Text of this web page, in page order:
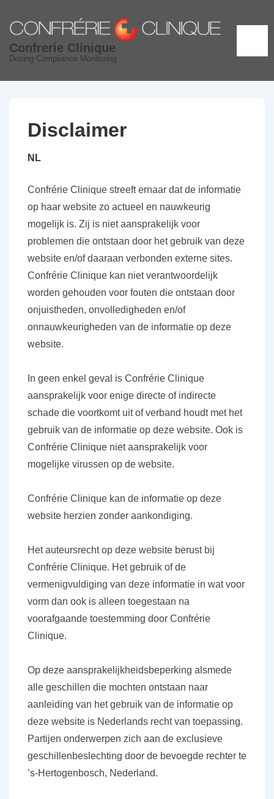
Skip
Main
Confrerie Clinique
Dosing Compliance Monitoring
Disclaimer
NL
Confrérie Clinique streeft ernaar dat de informatie
op haar website zo actueel en nauwkeurig
mogelijk is. Zij is niet aansprakelijk voor
problemen die ontstaan door het gebruik van deze
website en/of daaraan verbonden externe sites.
Confrérie Clinique kan niet verantwoordelijk
worden gehouden voor fouten die ontstaan door
onjuistheden, onvolledigheden en/of
onnauwkeurigheden van de informatie op deze
website.
In geen enkel geval is Confrérie Clinique
aansprakelijk voor enige directe of indirecte
schade die voortkomt uit of verband houdt met het
gebruik van de informatie op deze website. Ook is
Confrérie Clinique niet aansprakelijk voor
mogelijke virussen op de website.
Confrérie Clinique kan de informatie op deze
website herzien zonder aankondiging.
Het auteursrecht op deze website berust bij
Confrérie Clinique. Het gebruik of de
vermenigvuldiging van deze informatie in wat voor
vorm dan ook is alleen toegestaan na
voorafgaande toestemming door Confrérie
Clinique.
Op deze aansprakelijkheidsbeperking alsmede
alle geschillen die mochten ontstaan naar
aanleiding van het gebruik van de informatie op
deze website is Nederlands recht van toepassing.
Partijen onderwerpen zich aan de exclusieve
geschillenbeslechting door de bevoegde rechter te
’s-Hertogenbosch, Nederland.